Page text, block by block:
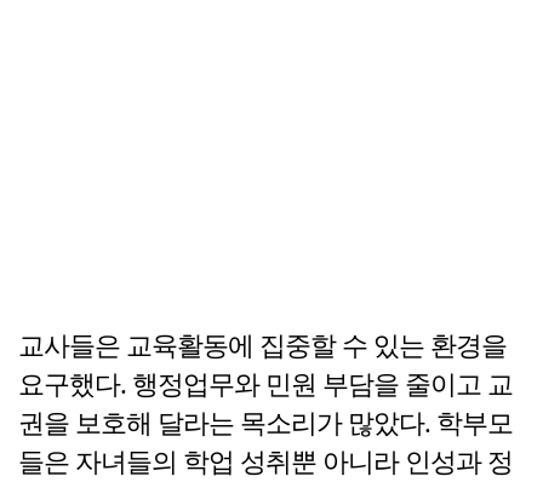
교사들은 교육활동에 집중할 수 있는 환경을
요구했다. 행정업무와 민원 부담을 줄이고 교
권을 보호해 달라는 목소리가 많았다. 학부모
들은 자녀들의 학업 성취뿐 아니라 인성과 정